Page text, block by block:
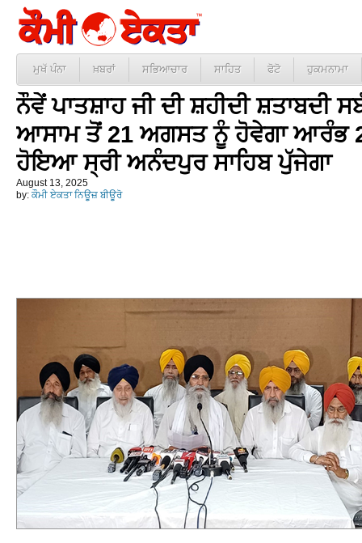
ਮੁਖੱ ਪੰਨਾ ਖ਼ਬਰਾਂ ਸਭਿਆਚਾਰ ਸਾਹਿਤ ਫੋਟੋ ਹੁਕਮਨਾਮਾ
ਨੌਵੇਂ ਪਾਤਸ਼ਾਹ ਜੀ ਦੀ ਸ਼ਹੀਦੀ ਸ਼ਤਾਬਦੀ
ਆਸਾਮ ਤੋਂ 21 ਅਗਸਤ ਨੂੰ ਹੋਵੇਗਾ ਆਰੰਭ
ਹੋਇਆ ਸ੍ਰੀ ਅਨੰਦਪੁਰ ਸਾਹਿਬ ਪੁੱਜੇਗਾ
August 13, 2025
by: ਕੌਮੀ ਏਕਤਾ ਨਿਊਜ਼ ਬੀਊਰੋ